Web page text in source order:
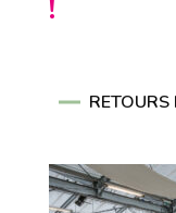
RETOURS